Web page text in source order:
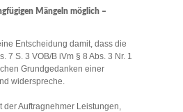
Mängeln möglich –
Entscheidung damit, dass die
7 S. 3 VOB/B iVm § 8 Abs. 3 Nr. 1
Grundgedanken einer
widerspreche.
der Auftragnehmer Leistungen,